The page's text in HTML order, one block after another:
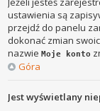
ustawienia są
przejdź do panelu
dokonać zmian
nazwieMoje konto
Góra
Jest wyświetlany